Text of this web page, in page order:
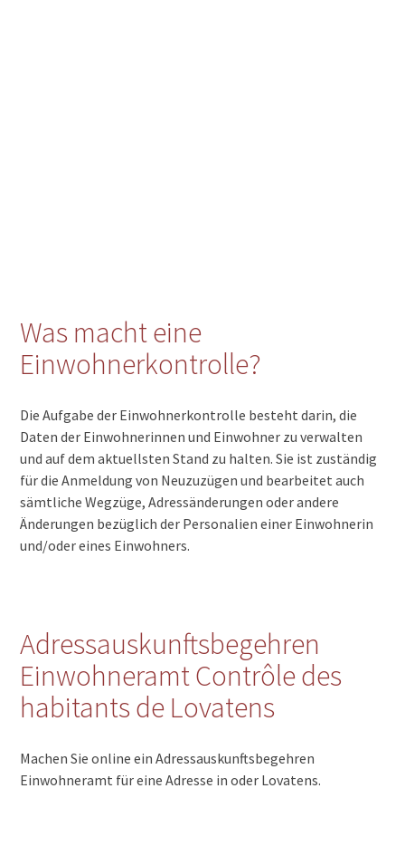
Was macht eine
Einwohnerkontrolle?
Die Aufgabe der Einwohnerkontrolle besteht darin, die
Daten der Einwohnerinnen und Einwohner zu verwalten
und auf dem aktuellsten Stand zu halten. Sie ist zuständig
für die Anmeldung von Neuzuzügen und bearbeitet auch
sämtliche Wegzüge, Adressänderungen oder andere
Änderungen bezüglich der Personalien einer Einwohnerin
und/oder eines Einwohners.
Adressauskunftsbegehren
Einwohneramt Contrôle des
habitants de Lovatens
Machen Sie online ein Adressauskunftsbegehren
Einwohneramt für eine Adresse in oder Lovatens.